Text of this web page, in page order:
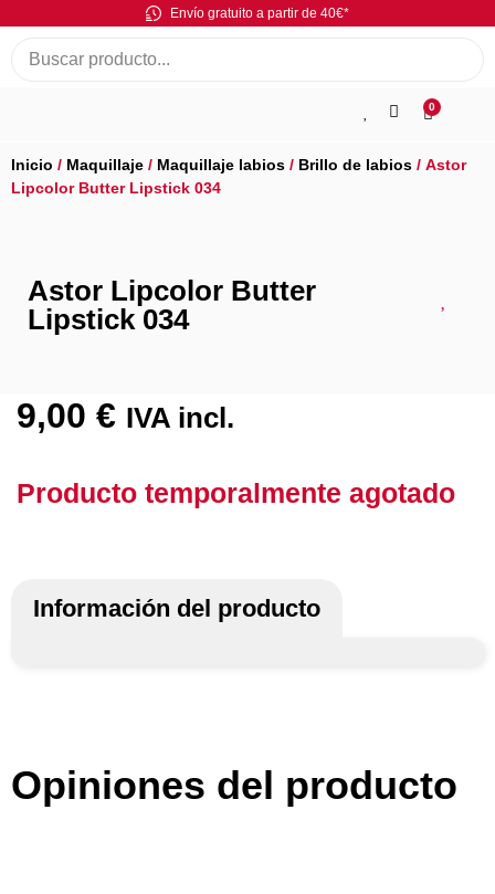
Envío gratuito a partir de 40€*
0
Inicio / Maquillaje / Maquillaje labios / Brillo de labios / Astor
Lipcolor Butter Lipstick 034
Astor Lipcolor Butter
Lipstick 034
9,00 € IVA incl.
Producto temporalmente agotado
Información del producto
Opiniones del producto